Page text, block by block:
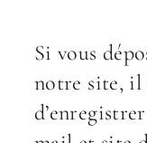
Si vous
notre site, il